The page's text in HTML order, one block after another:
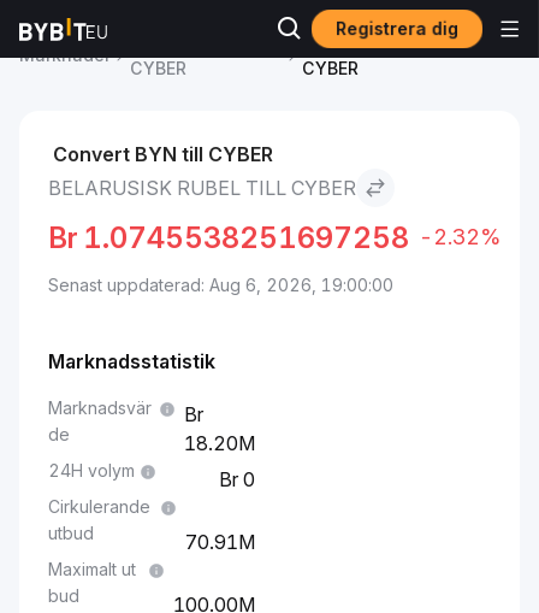
Registrera dig
Marknader
CYBER
Belarusisk rubel to
CYBER
Convert BYN till CYBER
BELARUSISK RUBEL TILL CYBER
Br 1.0745538251697258 -2.32%
Senast uppdaterad: Aug 6, 2026, 19:00:00
Marknadsstatistik
Marknadsvär
de
18.20M
24H volym 0
Cirkulerande
utbud
70.91M
Maximalt ut
bud
100.00M